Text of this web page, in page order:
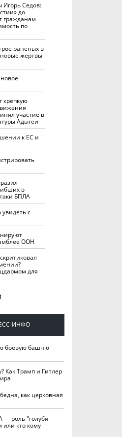
Игорь Седов:
до
гражданам
по
раненых в
жертвы
крепкую
участие в
Адыгеи
к ЕС и
в
БПЛА
с
ООН
для
ИНФО
боевую башню
Как Трамп и Гитлер
как церковная
— роль "голубя
или кто кому